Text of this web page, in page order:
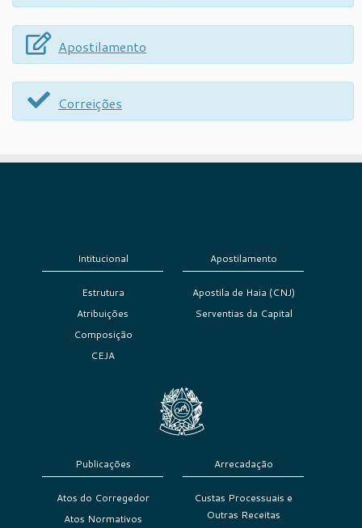
Apostilamento
Correições
Intitucional
Estrutura
Atribuições
Composição
CEJA
Apostilamento
Apostila de Haia (CNJ)
Serventias da Capital
Publicações
Atos do Corregedor
Atos Normativos
Arrecadação
Custas Processuais e
Outras Receitas